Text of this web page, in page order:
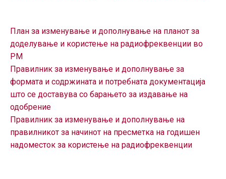
План за изменување и дополнување на планот за
доделување и користење на радиофреквенции во
РМ
Правилник за изменување и дополнување за
формата и содржината и потребната документација
што се доставува со барањето за издавање на
одобрение
Правилник за изменување и дополнување на
правилникот за начинот на пресметка на годишен
надоместок за користење на радиофреквенции